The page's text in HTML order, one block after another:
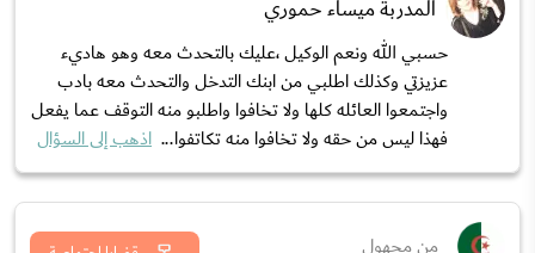
المدربة ميساء حموري
حسبي الله ونعم الوكيل ،عليك بالتحدث معه وهو هاديء
عزيزتي وكذلك اطلبي من ابنك التدخل والتحدث معه بادب
واجتمعوا العائله كلها ولا تخافوا واطلبو منه التوقف عما يفعل
فهذا ليس من حقه ولا تخافوا منه تكاتفوا... اذهب إلى السؤال
من مجهول